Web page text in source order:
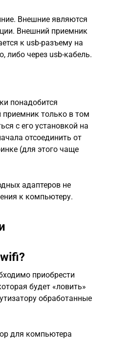
Внешние являются
Внешний приемник
к usb-разъему на
либо через usb-кабель.
понадобится
приемник только в том
с его установкой на
отсоединить от
(для этого чаще
адаптеров не
к компьютеру.
приобрести
будет «ловить»
обработанные
для компьютера